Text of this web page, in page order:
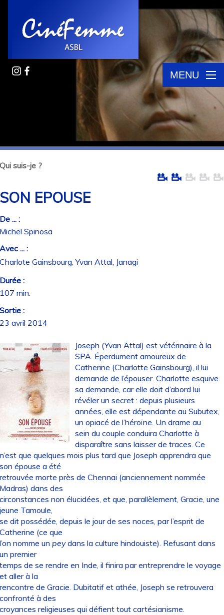
MENU
suis-je ?
EPOUSE
... :
Spinosa
... :
Gainsbourg, Yvan Attal, Janagi
:
min.
:
avril 2014
Joseph (Yvan Attal) est vétérinaire à la
SPA. Éperdument amoureux de
Catherine (Charlotte Gainsbourg), il lui
demande de l’épouser. Charlotte esquive
sa demande, car elle doit d’abord lui
révéler un secret : depuis plusieurs
années, elle est dépendante au Subutex,
un opiacé de l’héroïne. Un drame au
sein du couple conduira Charlotte à
disparaître sans laisser de traces. Ce
que quelques mois plus tard que Joseph apprendra que
épouse a été
morte près de Chennai (anciennement nommée
dans des
non élucidées, et que, parallèlement, Gracie, une
Tamoule,
dit possédée, depuis le jour de ses noces, par l’esprit de
(ce que
nomme un peydans la culture hindouiste). Refusant dans
premier
de se rendre en Inde, il finira par entreprendre le voyage
aller à la
de Gracie. Dubitatif et athée, Joseph se retrouvera
à des
religieuses qui défient tout cartésianisme.